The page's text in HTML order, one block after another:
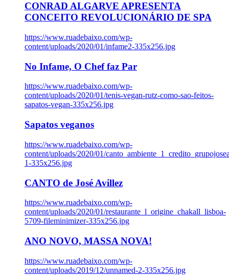
CONRAD ALGARVE APRESENTA
CONCEITO REVOLUCIONÁRIO DE SPA
https://www.ruadebaixo.com/wp-
content/uploads/2020/01/infame2-335x256.jpg
No Infame, O Chef faz Par
https://www.ruadebaixo.com/wp-
content/uploads/2020/01/tenis-vegan-rutz-como-sao-feitos-
sapatos-vegan-335x256.jpg
Sapatos veganos
https://www.ruadebaixo.com/wp-
content/uploads/2020/01/
1-335x256.jpg
CANTO de José Avillez
https://www.ruadebaixo.com/wp-
content/uploads/2020/01/restaurante_l_origine_chakall_lisboa-
5709-fileminimizer-335x256.jpg
ANO NOVO, MASSA NOVA!
https://www.ruadebaixo.com/wp-
content/uploads/2019/12/unnamed-2-335x256.jpg